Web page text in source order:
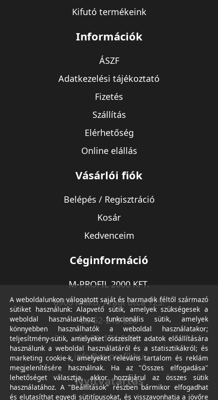
Kifutó termékeink
Információk
ÁSZF
Adatkezelési tájékoztató
Fizetés
Szállítás
Elérhetőség
Online elállás
Vásárlói fiók
Belépés / Regisztráció
Kosár
Kedvenceim
Céginformáció
M-PROFIL 2000 KFT.
6900 Makó, Aradi utca 125.
06-62-213-220
06-30-174-9490
info@m-profil.hu
Nyitvatartás
A weboldalunkon válogatott saját és harmadik féltől származó
sütiket használunk: Alapvető sütik, amelyek szükségesek a
weboldal használatához; funkcionális sütik, amelyek
könnyebben használhatók a weboldal használatakor;
teljesítmény-sütik, amelyeket összesített adatok előállítására
használunk a weboldal használatáról és a statisztikákról; és
marketing cookie-k, amelyeket releváns tartalom és reklám
megjelenítésére használnak. Ha az "Összes elfogadása"
lehetőséget választja, akkor hozzájárul az összes sütik
használatához. A "Beállítások" részben bármikor elfogadhat
és elutasíthat egyedi sütitípusokat, és visszavonhatja a jövőre